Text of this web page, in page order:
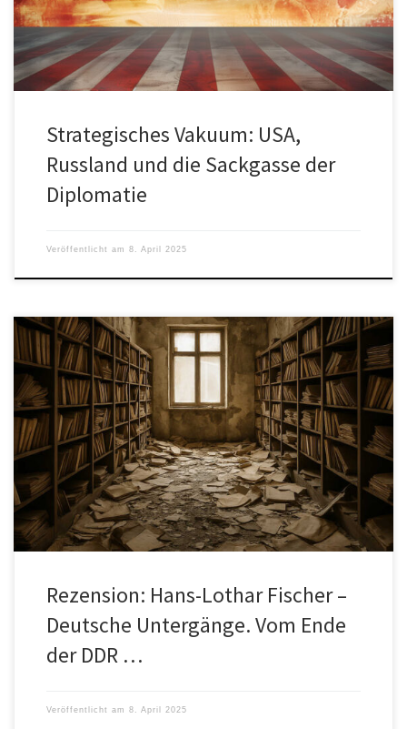
Strategisches Vakuum: USA,
Russland und die Sackgasse der
Diplomatie
Veröffentlicht am 8. April 2025
Gastbeitrag von Prof. Dr. Siegfried F. Franke Mit seinem Buch
„Deutsche Untergänge. Vom Ende der DDR bis zur Energiekrise“
legt […]
Rezension: Hans-Lothar Fischer –
Deutsche Untergänge. Vom Ende
der DDR …
Veröffentlicht am 8. April 2025